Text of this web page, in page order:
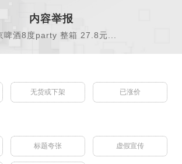
内容举报
啤酒8度party 整箱 27.8元...
无货或下架 已涨价
标题夸张 虚假宣传